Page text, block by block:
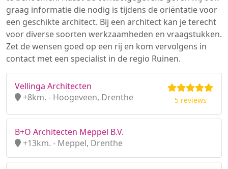
graag informatie die nodig is tijdens de oriëntatie voor
een geschikte architect. Bij een architect kan je terecht
voor diverse soorten werkzaamheden en vraagstukken.
Zet de wensen goed op een rij en kom vervolgens in
contact met een specialist in de regio Ruinen.
Vellinga Architecten
+8km. - Hoogeveen, Drenthe
5 reviews
B+O Architecten Meppel B.V.
+13km. - Meppel, Drenthe